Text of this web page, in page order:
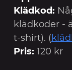
Klädkod:
klädkoder -
t-shirt). (
Pris: 120 kr